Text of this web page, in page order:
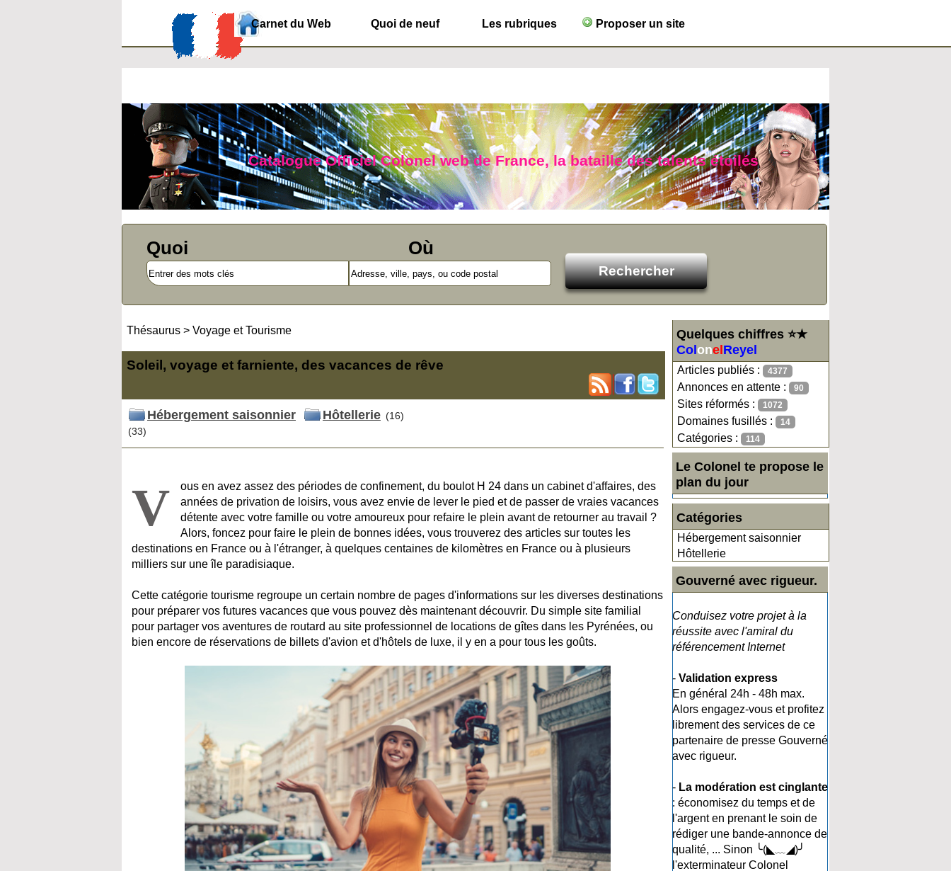
Carnet du Web Quoi de neuf Les rubriques Proposer un site
Catalogue Officiel Colonel web de France, la bataille des talents étoilés
Quoi Où
Quelques chiffres ⭐★
Col onel Reyel
Articles publiés : 4377
Annonces en attente : 90
Sites réformés : 1072
Domaines fusillés : 14
Catégories : 114
Le Colonel te propose le
plan du jour
Catégories
Hébergement saisonnier
Hôtellerie
Gouverné avec rigueur.
Conduisez votre projet à la
réussite avec l'amiral du
référencement Internet
- Validation express
En général 24h - 48h max.
Alors engagez-vous et profitez
librement des services de ce
partenaire de presse Gouverné
avec rigueur.
- La modération est cinglante
: économisez du temps et de
l'argent en prenant le soin de
rédiger une bande-annonce de
qualité, ... Sinon ╰(◣﹏◢)╯
l'exterminateur Colonel
Thésaurus > Voyage et Tourisme
Soleil, voyage et farniente, des vacances de rêve
Hébergement saisonnier
(33)
Hôtellerie (16)
V
ous en avez assez des périodes de confinement, du boulot H 24 dans un cabinet d'affaires, des
années de privation de loisirs, vous avez envie de lever le pied et de passer de vraies vacances
détente avec votre famille ou votre amoureux pour refaire le plein avant de retourner au travail ?
Alors, foncez pour faire le plein de bonnes idées, vous trouverez des articles sur toutes les
destinations en France ou à l'étranger, à quelques centaines de kilomètres en France ou à plusieurs
milliers sur une île paradisiaque.
Cette catégorie tourisme regroupe un certain nombre de pages d'informations sur les diverses destinations
pour préparer vos futures vacances que vous pouvez dès maintenant découvrir. Du simple site familial
pour partager vos aventures de routard au site professionnel de locations de gîtes dans les Pyrénées, ou
bien encore de réservations de billets d'avion et d'hôtels de luxe, il y en a pour tous les goûts.